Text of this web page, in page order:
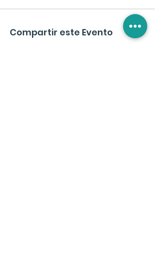
Compartir este Evento